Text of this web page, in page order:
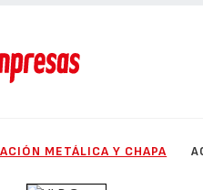
METÁLICA Y CHAPA